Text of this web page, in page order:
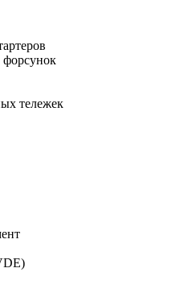
форсунок
тележек